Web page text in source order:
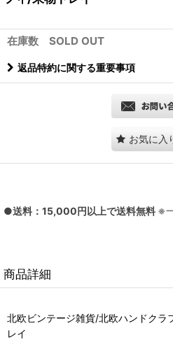
在庫数 SOLD OUT
返品特約に関する重要事項
お気に入
●送料：15,000円以上で送料無料 ※
商品詳細
北欧ビンテージ雑貨/北欧ハンドクラ
レイ